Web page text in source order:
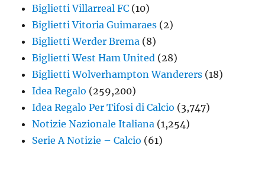
Biglietti Villarreal FC (10)
Biglietti Vitoria Guimaraes (2)
Biglietti Werder Brema (8)
Biglietti West Ham United (28)
Biglietti Wolverhampton Wanderers (18)
Idea Regalo (259,200)
Idea Regalo Per Tifosi di Calcio (3,747)
Notizie Nazionale Italiana (1,254)
Serie A Notizie – Calcio (61)